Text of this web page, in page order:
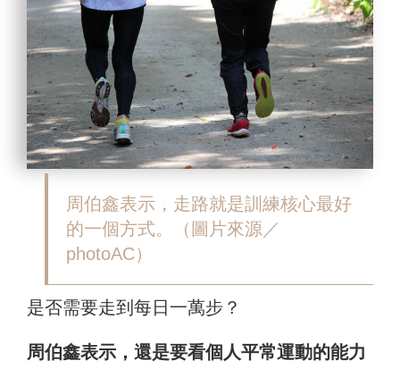
周伯鑫表示， 走路就是訓練核心最好
的一個方式。
（圖片來源／
photoAC）
是否需要走到每日一萬步？
周伯鑫表示，還是要看個人平常運動的能力